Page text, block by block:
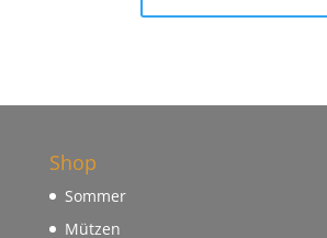
Shop
Sommer
Mützen